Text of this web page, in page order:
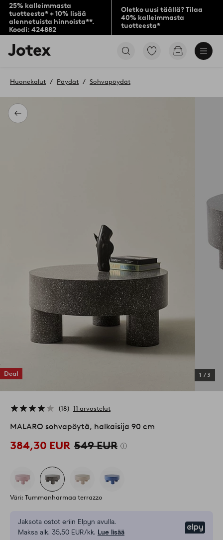
25% kalleimmasta
tuotteesta* + 10% lisää
alennetuista hinnoista**.
Koodi: 424882
Oletko uusi täällä? Tilaa
40% kalleimmasta
tuotteesta*
Jotex-
logo
aloitussivulle
Siirry
Siirry
Takaisin
Huonekalut Pöydät Sohvapöydät
Deal 1 /3
18 11 arvostelut
MALARO sohvapöytä, halkaisija 90 cm
384,30 EUR 549 EUR
Väri: Tummanharmaa terrazzo
Jaksota ostot eriin Elpyn avulla.
Maksa alk. 35,50 EUR/kk. Lue lisää